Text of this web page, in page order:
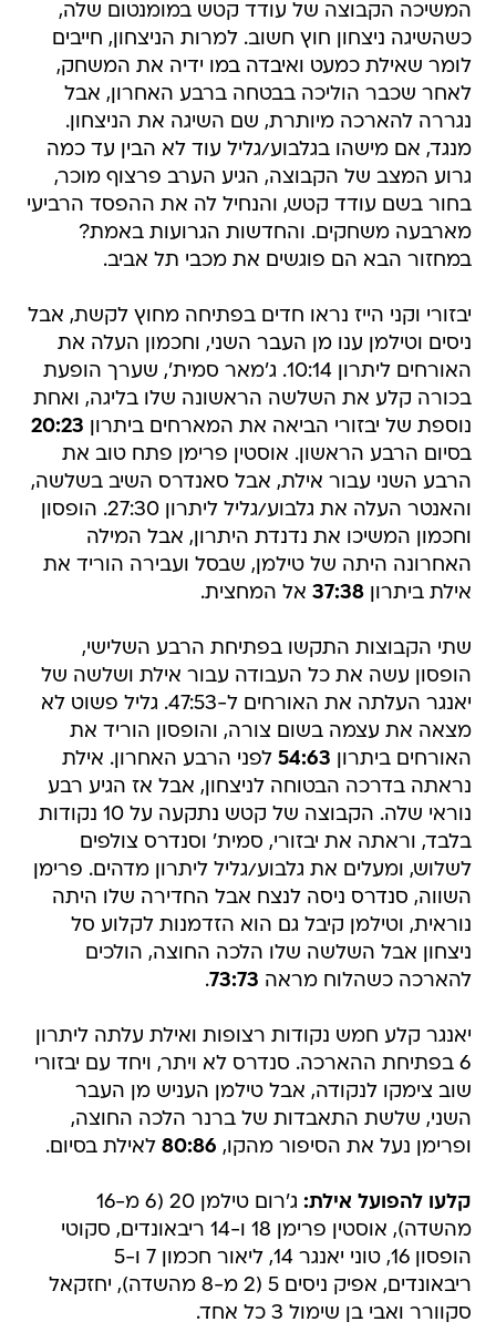
המשיכה הקבוצה של עודד קטש במומנטום שלה,
כשהשיגה ניצחון חוץ חשוב. למרות הניצחון, חייבים
לומר שאילת כמעט ואיבדה במו ידיה את המשחק,
לאחר שכבר הוליכה בבטחה ברבע האחרון, אבל
נגררה להארכה מיותרת, שם השיגה את הניצחון.
מנגד, אם מישהו בגלבוע/גליל עוד לא הבין עד כמה
גרוע המצב של הקבוצה, הגיע הערב פרצוף מוכר,
בחור בשם עודד קטש, והנחיל לה את ההפסד הרביעי
מארבעה משחקים. והחדשות הגרועות באמת?
במחזור הבא הם פוגשים את מכבי תל אביב.
יבזורי וקני הייז נראו חדים בפתיחה מחוץ לקשת, אבל
ניסים וטילמן ענו מן העבר השני, וחכמון העלה את
האורחים ליתרון 10:14. ג'מאר סמית', שערך הופעת
בכורה קלע את השלשה הראשונה שלו בליגה, ואחת
נוספת של יבזורי הביאה את המארחים ביתרון 20:23
בסיום הרבע הראשון. אוסטין פרימן פתח טוב את
הרבע השני עבור אילת, אבל סאנדרס השיב בשלשה,
והאנטר העלה את גלבוע/גליל ליתרון 27:30. הופסון
וחכמון המשיכו את נדנדת היתרון, אבל המילה
האחרונה היתה של טילמן, שבסל ועבירה הוריד את
אילת ביתרון37:38 אל המחצית.
שתי הקבוצות התקשו בפתיחת הרבע השלישי,
הופסון עשה את כל העבודה עבור אילת ושלשה של
יאנגר העלתה את האורחים ל-47:53. גליל פשוט לא
מצאה את עצמה בשום צורה, והופסון הוריד את
האורחים ביתרון 54:63 לפני הרבע האחרון. אילת
נראתה בדרכה הבטוחה לניצחון, אבל אז הגיע רבע
נוראי שלה. הקבוצה של קטש נתקעה על 10 נקודות
בלבד, וראתה את יבזורי, סמית' וסנדרס צולפים
לשלוש, ומעלים את גלבוע/גליל ליתרון מדהים. פרימן
השווה, סנדרס ניסה לנצח אבל החדירה שלו היתה
נוראית, וטילמן קיבל גם הוא הזדמנות לקלוע סל
ניצחון אבל השלשה שלו הלכה החוצה, הולכים
להארכה כשהלוח מראה 73:73
.
יאנגר קלע חמש נקודות רצופות ואילת עלתה ליתרון
6 בפתיחת ההארכה. סנדרס לא ויתר, ויחד עם יבזורי
שוב צימקו לנקודה, אבל טילמן העניש מן העבר
השני, שלשת התאבדות של ברנר הלכה החוצה,
ופרימן נעל את הסיפור מהקו, 80:86 לאילת בסיום.
קלעו להפועל אילת:
ג'רום טילמן 20 (6 מ-16
מהשדה), אוסטין פרימן 18 ו-14 ריבאונדים, סקוטי
הופסון 16, טוני יאנגר 14, ליאור חכמון 7 ו-5
ריבאונדים, אפיק ניסים 5 (2 מ-8 מהשדה), יחזקאל
סקוורר ואבי בן שימול 3 כל אחד.